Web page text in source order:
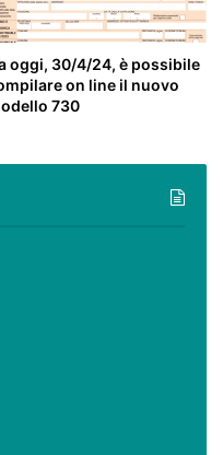
oggi, 30/4/24, è possibile
on line il nuovo
730